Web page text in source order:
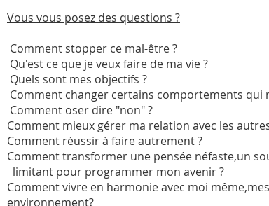
Vous vous posez des questions ?
Comment stopper ce mal-être ?
Qu'est ce que je veux faire de ma vie ?
Quels sont mes objectifs ?
Comment changer certains comportements qui
Comment oser dire "non" ?
Comment mieux gérer ma relation avec les
Comment réussir à faire autrement ?
Comment transformer une pensée néfaste,un
limitant pour programmer mon avenir ?
Comment vivre en harmonie avec moi
environnement?